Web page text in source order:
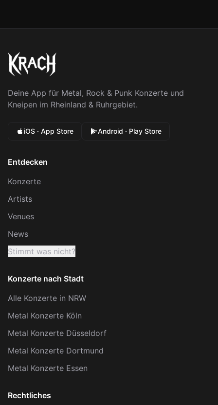
Deine App für Metal, Rock & Punk Konzerte und
Kneipen im Rheinland & Ruhrgebiet.
iOS · App Store Android · Play Store
Entdecken
Konzerte
Artists
Venues
News
Stimmt was nicht?
Konzerte nach Stadt
Alle Konzerte in NRW
Metal Konzerte Köln
Metal Konzerte Düsseldorf
Metal Konzerte Dortmund
Metal Konzerte Essen
Rechtliches